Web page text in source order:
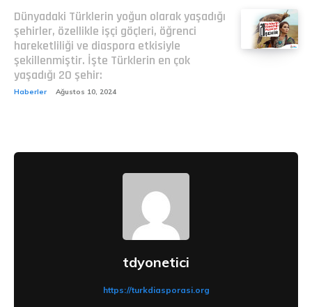
Dünyadaki Türklerin yoğun olarak yaşadığı
şehirler, özellikle işçi göçleri, öğrenci
hareketliliği ve diaspora etkisiyle
şekillenmiştir. İşte Türklerin en çok
yaşadığı 20 şehir:
Haberler Ağustos 10, 2024
tdyonetici
https://turkdiasporasi.org